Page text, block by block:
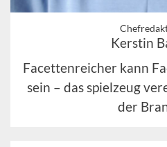
Kerstin
Facettenreicher kann
sein – das spielzeug
der